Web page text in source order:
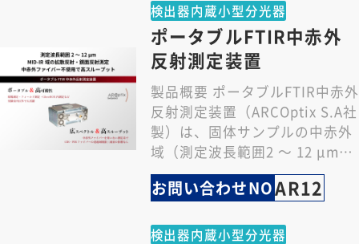
検出器内蔵小型分光器
ポータブルFTIR中赤外
反射測定装置
製品概要 ポータブルFTIR中赤外
反射測定装置（ARCOptix S.A社
製）は、固体サンプルの中赤外
域（測定波長範囲2 ～ 12 μm）
の拡散反射・鏡面反射を…
お問い合わせNOAR12
検出器内蔵小型分光器